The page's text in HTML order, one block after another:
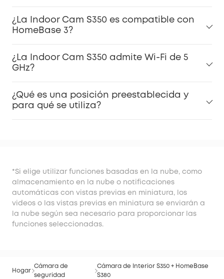
¿La Indoor Cam S350 es compatible con
HomeBase 3?
¿La Indoor Cam S350 admite Wi-Fi de 5
GHz?
¿Qué es una posición preestablecida y
para qué se utiliza?
*Si elige utilizar funciones basadas en la nube, como
almacenamiento en la nube o notificaciones
automáticas con vistas previas en miniatura, los
videos o las vistas previas en miniatura se enviarán a
la nube según sea necesario para proporcionar las
funciones seleccionadas.
Hogar
Cámara de
seguridad
Cámara de Interior S350 + HomeBase
S380